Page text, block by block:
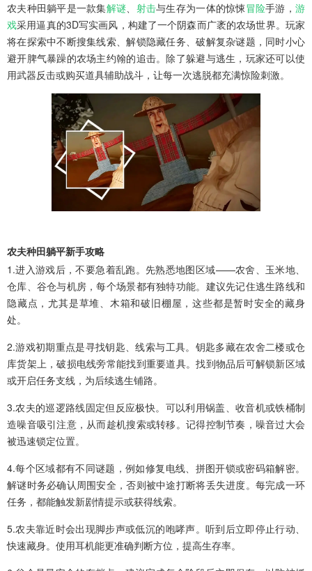
农夫种田躺平是一款集解谜、 射击与生存为一体的惊悚冒险手游，游
戏采用逼真的3D写实画风，构建了一个阴森而广袤的农场世界。玩家
将在探索中不断搜集线索、解锁隐藏任务、破解复杂谜题，同时小心
避开脾气暴躁的农场主约翰的追击。除了躲避与逃生，玩家还可以使
用武器反击或购买道具辅助战斗，让每一次逃脱都充满惊险刺激。
农夫种田躺平新手攻略
1.进入游戏后，不要急着乱跑。先熟悉地图区域——农舍、玉米地、
仓库、谷仓与机房，每个场景都有独特功能。建议先记住逃生路线和
隐藏点，尤其是草堆、木箱和破旧棚屋，这些都是暂时安全的藏身
处。
2.游戏初期重点是寻找钥匙、线索与工具。钥匙多藏在农舍二楼或仓
库货架上，破损电线旁常能找到重要道具。找到物品后可解锁新区域
或开启任务支线，为后续逃生铺路。
3.农夫的巡逻路线固定但反应极快。可以利用锅盖、收音机或铁桶制
造噪音吸引注意，从而趁机搜索或转移。记得控制节奏，噪音过大会
被迅速锁定位置。
4.每个区域都有不同谜题，例如修复电线、拼图开锁或密码箱解密。
解谜时务必确认周围安全，否则被中途打断将丢失进度。每完成一环
任务，都能触发新剧情提示或获得线索。
5.农夫靠近时会出现脚步声或低沉的咆哮声。听到后立即停止行动、
快速藏身。使用耳机能更准确判断方位，提高生存率。